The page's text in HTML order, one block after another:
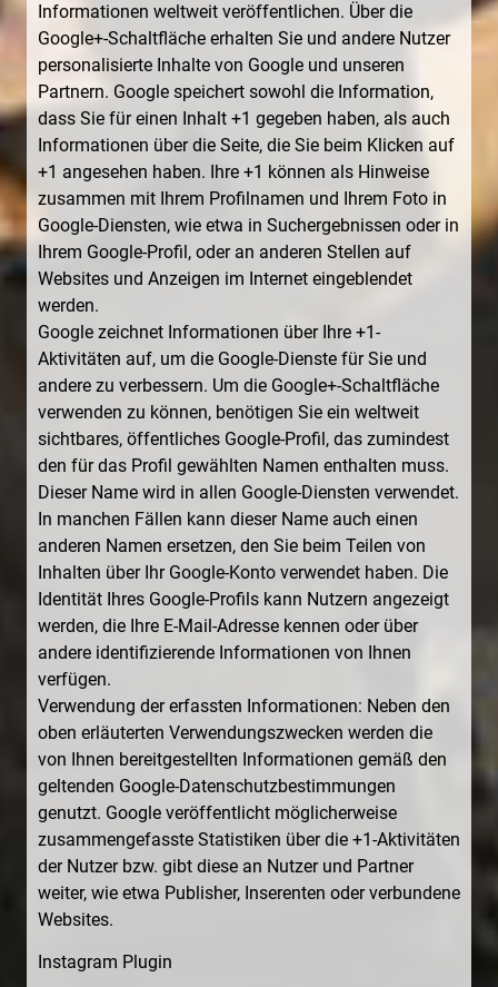
Informationen weltweit veröffentlichen. Über die
Google+-Schaltfläche erhalten Sie und andere Nutzer
personalisierte Inhalte von Google und unseren
Partnern. Google speichert sowohl die Information,
dass Sie für einen Inhalt +1 gegeben haben, als auch
Informationen über die Seite, die Sie beim Klicken auf
+1 angesehen haben. Ihre +1 können als Hinweise
zusammen mit Ihrem Profilnamen und Ihrem Foto in
Google-Diensten, wie etwa in Suchergebnissen oder in
Ihrem Google-Profil, oder an anderen Stellen auf
Websites und Anzeigen im Internet eingeblendet
werden.
Google zeichnet Informationen über Ihre +1-
Aktivitäten auf, um die Google-Dienste für Sie und
andere zu verbessern. Um die Google+-Schaltfläche
verwenden zu können, benötigen Sie ein weltweit
sichtbares, öffentliches Google-Profil, das zumindest
den für das Profil gewählten Namen enthalten muss.
Dieser Name wird in allen Google-Diensten verwendet.
In manchen Fällen kann dieser Name auch einen
anderen Namen ersetzen, den Sie beim Teilen von
Inhalten über Ihr Google-Konto verwendet haben. Die
Identität Ihres Google-Profils kann Nutzern angezeigt
werden, die Ihre E-Mail-Adresse kennen oder über
andere identifizierende Informationen von Ihnen
verfügen.
Verwendung der erfassten Informationen: Neben den
oben erläuterten Verwendungszwecken werden die
von Ihnen bereitgestellten Informationen gemäß den
geltenden Google-Datenschutzbestimmungen
genutzt. Google veröffentlicht möglicherweise
zusammengefasste Statistiken über die +1-Aktivitäten
der Nutzer bzw. gibt diese an Nutzer und Partner
weiter, wie etwa Publisher, Inserenten oder verbundene
Websites.
Instagram Plugin